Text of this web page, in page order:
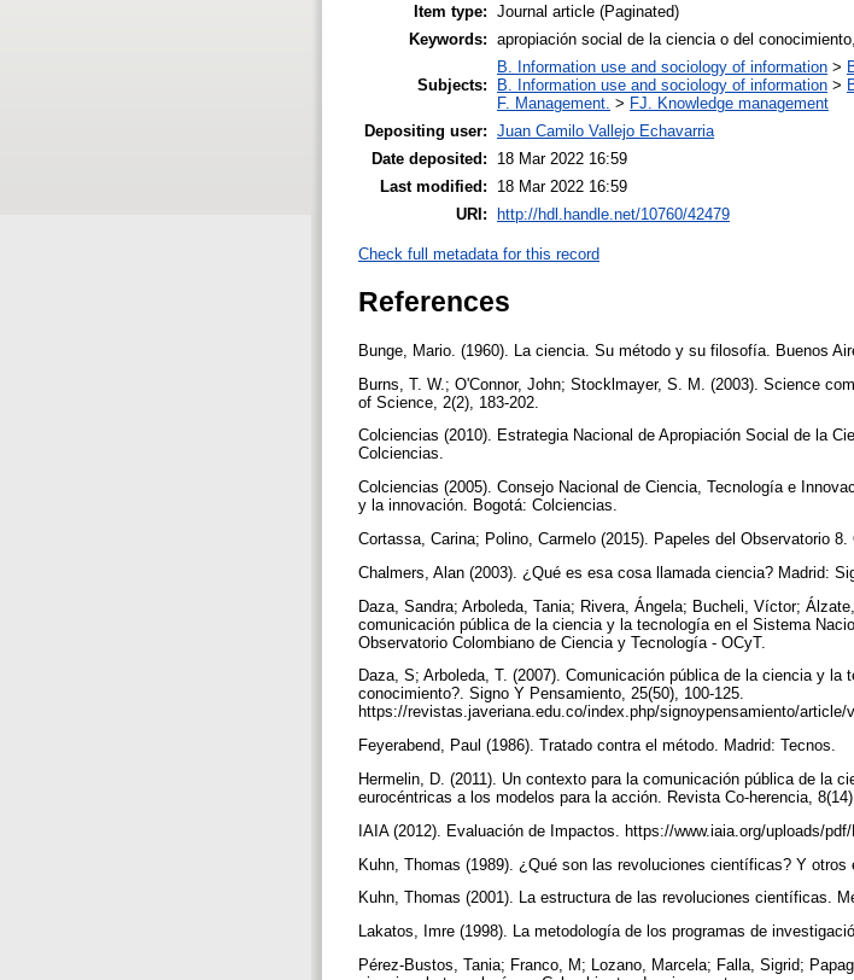
Item type: Journal article (Paginated)
Keywords: apropiación social de la ciencia o del
Subjects:
B. Information use and sociology of information >
B. Information use and sociology of information >
F. Management. > FJ. Knowledge management
Depositing user: Juan Camilo Vallejo Echavarria
Date deposited:
18 Mar 2022 16:59
Last modified:
18 Mar 2022 16:59
URI:
http://hdl.handle.net/10760/42479
Check full metadata for this record
References
Bunge, Mario. (1960). La ciencia. Su método y su filosofía. Buenos
Burns, T. W.; O'Connor, John; Stocklmayer, S. M. (2003). Science
of Science, 2(2), 183-202.
Colciencias (2010). Estrategia Nacional de Apropiación Social de la
Colciencias.
Colciencias (2005). Consejo Nacional de Ciencia, Tecnología e
y la innovación. Bogotá: Colciencias.
Cortassa, Carina; Polino, Carmelo (2015). Papeles del Observatorio 8.
Chalmers, Alan (2003). ¿Qué es esa cosa llamada ciencia? Madrid:
Daza, Sandra; Arboleda, Tania; Rivera, Ángela; Bucheli, Víctor;
comunicación pública de la ciencia y la tecnología en el Sistema
Observatorio Colombiano de Ciencia y Tecnología - OCyT.
Daza, S; Arboleda, T. (2007). Comunicación pública de la ciencia y
conocimiento?. Signo Y Pensamiento, 25(50), 100-125.
https://revistas.javeriana.edu.co/index.php/signoypensamiento/article/
Feyerabend, Paul (1986). Tratado contra el método. Madrid: Tecnos.
Hermelin, D. (2011). Un contexto para la comunicación pública de la
eurocéntricas a los modelos para la acción. Revista Co-herencia,
IAIA (2012). Evaluación de Impactos. https://www.iaia.org/uploads/
Kuhn, Thomas (1989). ¿Qué son las revoluciones científicas? Y otros
Kuhn, Thomas (2001). La estructura de las revoluciones científicas.
Lakatos, Imre (1998). La metodología de los programas de
Pérez-Bustos, Tania; Franco, M; Lozano, Marcela; Falla, Sigrid;